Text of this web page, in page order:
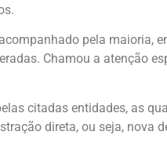
pela maioria,
Chamou a atenção
citadas entidades, as
direta, ou seja, nova